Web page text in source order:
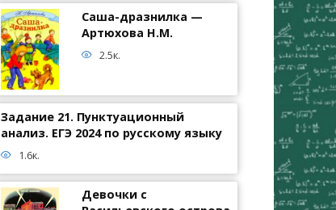
Саша-дразнилка —
Артюхова Н.М.
2.5к.
Задание 21. Пунктуационный
анализ. ЕГЭ 2024 по русскому языку
1.6к.
Девочки с